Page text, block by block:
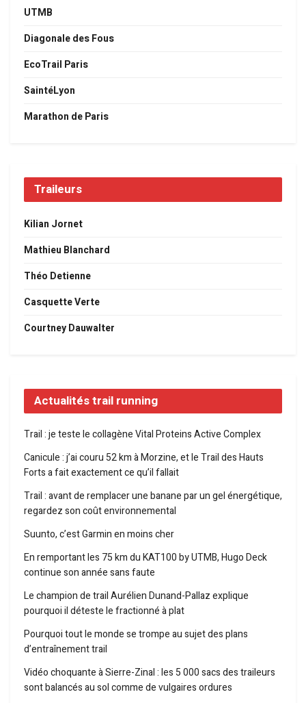
UTMB
Diagonale des Fous
EcoTrail Paris
SaintéLyon
Marathon de Paris
Traileurs
Kilian Jornet
Mathieu Blanchard
Théo Detienne
Casquette Verte
Courtney Dauwalter
Actualités trail running
Trail : je teste le collagène Vital Proteins Active Complex
Canicule : j’ai couru 52 km à Morzine, et le Trail des Hauts
Forts a fait exactement ce qu’il fallait
Trail : avant de remplacer une banane par un gel énergétique,
regardez son coût environnemental
Suunto, c’est Garmin en moins cher
En remportant les 75 km du KAT100 by UTMB, Hugo Deck
continue son année sans faute
Le champion de trail Aurélien Dunand-Pallaz explique
pourquoi il déteste le fractionné à plat
Pourquoi tout le monde se trompe au sujet des plans
d’entraînement trail
Vidéo choquante à Sierre-Zinal : les 5 000 sacs des traileurs
sont balancés au sol comme de vulgaires ordures